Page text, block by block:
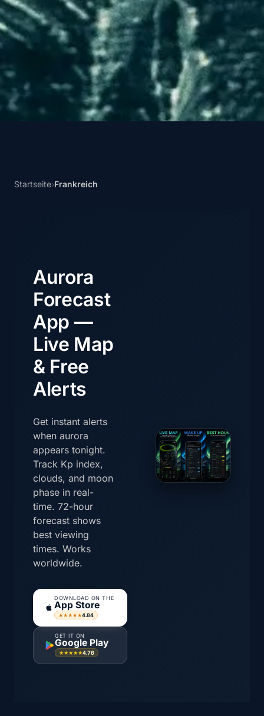
Startseite›Frankreich
Aurora
Forecast
App —
Live Map
& Free
Alerts
Get instant alerts
when aurora
appears tonight.
Track Kp index,
clouds, and moon
phase in real-
time. 72-hour
forecast shows
best viewing
times. Works
worldwide.
DOWNLOAD ON THE
App Store
★★★★★4.84
GET IT ON
Google Play
★★★★★4.76